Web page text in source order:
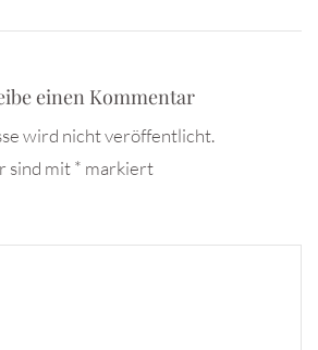
einen Kommentar
wird nicht veröffentlicht.
sind mit* markiert